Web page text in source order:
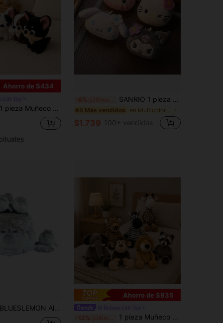
Ahorro de $434
1 pieza Muñeco de peluche suave de Chihuahua lindo y divertido para decoración de escritorio, regalo de cumpleaños/Día del Niño
-8% SANRIO 1 pieza Juego de monedero de peluche lindo - Kuromi, Hello Kitty, Cinnamoroll - Monedero mini de tela suave con diadema de flor linda - Perfecto para niñas, estudiantes, coleccionistas - Colgante multifuncional, almacenamiento de artículos pequeños, regalo
#4 Más vendidos
$1.739 100+ vendidos
BLUESLEMON Almohada de peluche de foca de 14.17 pulgadas/36 cm con 4 crías de foca, almohada de dormir 3D de foca, regalo para niños, niños y niñas, almohada de animal
Ahorro de $935
-12% 1 pieza Muñeco de peluche lindo de animal de la selva de dibujos animados, muñeco de mono, elefante, tigre, cebra, muñeco de peluche, muñeco para niños, cojín de sofá, decoración de escritorio, muñeco antiestrés, regalo de cumpleaños/Día de San Valentín/Pascua